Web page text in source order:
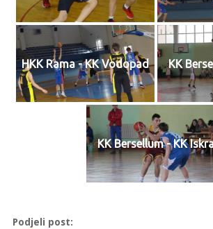
HKK Rama - KK Vodopad KK
KK Bersellum - KK
Podjeli post: